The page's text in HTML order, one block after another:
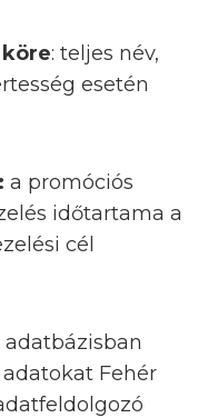
: teljes név,
esetén
a promóciós
időtartama a
cél
Fehér